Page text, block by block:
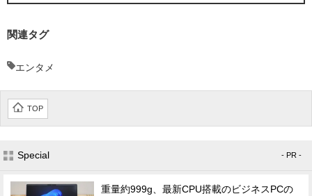
関連タグ
エンタメ
TOP
Special - PR -
重量約999g、最新CPU搭載のビジネスPCの